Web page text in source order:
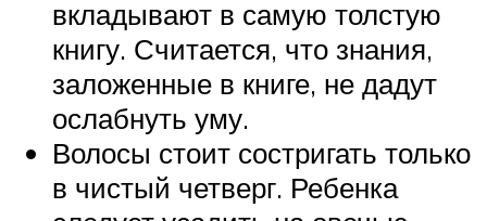
вкладывают в самую толстую
книгу. Считается, что знания,
заложенные в книге, не дадут
ослабнуть уму.
Волосы стоит состригать только
в чистый четверг. Ребенка